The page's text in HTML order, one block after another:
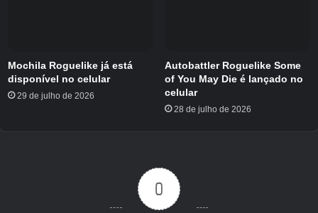
O combate ocorre em tempo real a 60 FPS,
enquanto você emite comandos táticos e
mistura ataques corpo a corpo e de longo
as batalhas começarem. Você é livre para
explorar o grande cenário de fantasia em seu
próprio ritmo em uma experiência para um
Mochila Roguelike já está
disponível no celular
29 de julho de 2026
Autobattler Roguelike Some
of You May Die é lançado no
celular
28 de julho de 2026
0